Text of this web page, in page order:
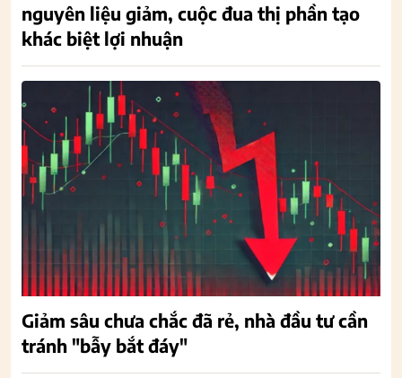
nguyên liệu giảm, cuộc đua thị phần tạo
khác biệt lợi nhuận
Giảm sâu chưa chắc đã rẻ, nhà đầu tư cần
tránh "bẫy bắt đáy"